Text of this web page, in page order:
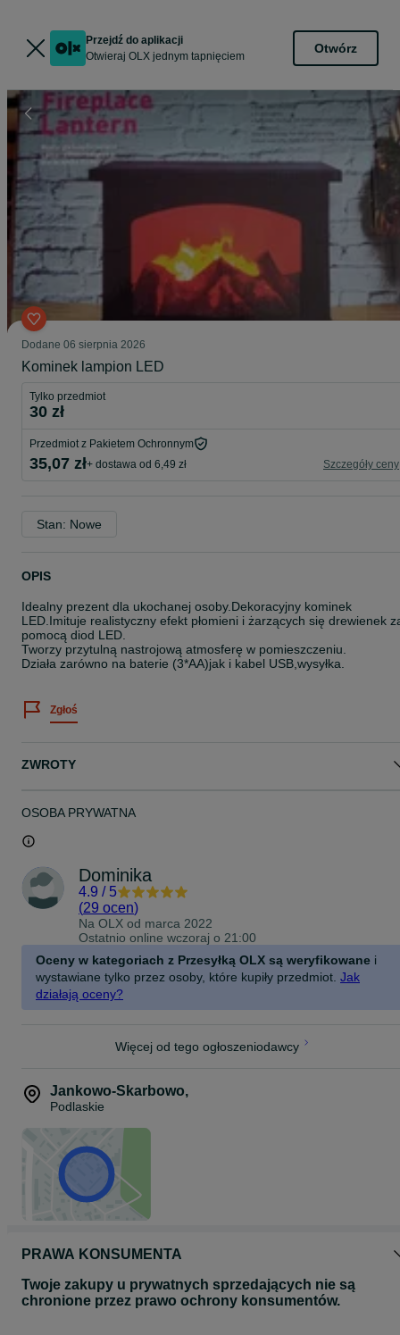
Przejdź do aplikacji
Otwieraj OLX jednym tapnięciem
Otwórz
Dodane 06 sierpnia 2026
Kominek lampion LED
Tylko przedmiot
30 zł
Przedmiot z Pakietem Ochronnym
35,07 zł+ dostawa od 6,49 zł Szczegóły ceny
Stan: Nowe
OPIS
Idealny prezent dla ukochanej osoby.Dekoracyjny kominek
LED.Imituje realistyczny efekt płomieni i żarzących się drewienek
pomocą diod LED.
Tworzy przytulną nastrojową atmosferę w pomieszczeniu.
Działa zarówno na baterie (3*AA)jak i kabel USB,wysyłka.
Zgłoś
ZWROTY
OSOBA PRYWATNA
Dominika
4.9 / 5
(29 ocen)
Na OLX od marca 2022
Ostatnio online wczoraj o 21:00
Oceny w kategoriach z Przesyłką OLX są weryfikowane i
wystawiane tylko przez osoby, które kupiły przedmiot. Jak
działają oceny?
Więcej od tego ogłoszeniodawcy
Jankowo-Skarbowo,
Podlaskie
PRAWA KONSUMENTA
Twoje zakupy u prywatnych sprzedających nie są
chronione przez prawo ochrony konsumentów.